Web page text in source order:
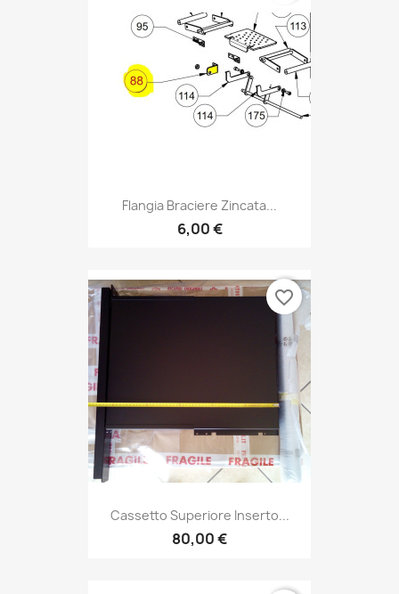
Flangia Braciere Zincata...
6,00 €
Cassetto Superiore Inserto...
80,00 €
favorite_border